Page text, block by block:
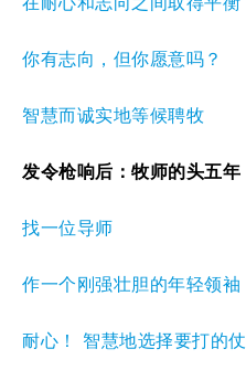
你有志向，但你愿意吗？
智慧而诚实地等候聘牧
发令枪响后：牧师的头五年
找一位导师
作一个刚强壮胆的年轻领袖
耐心！ 智慧地选择要打的仗